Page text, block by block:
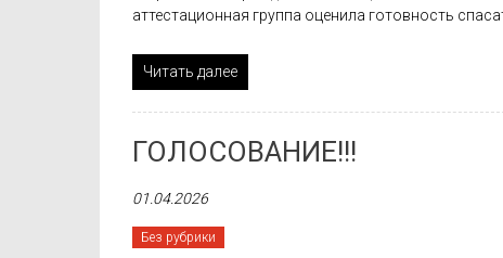
аттестационная группа оценила готовность
Читать далее
ГОЛОСОВАНИЕ!!!
01.04.2026
Без рубрики